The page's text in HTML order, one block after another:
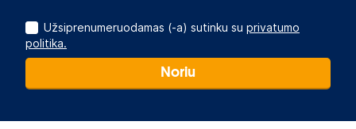
Užsiprenumeruodamas (-a) sutinku su privatumo
politika.
Noriu